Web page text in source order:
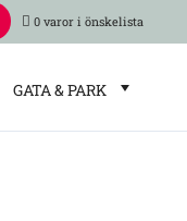
0 varor
GATA & PARK